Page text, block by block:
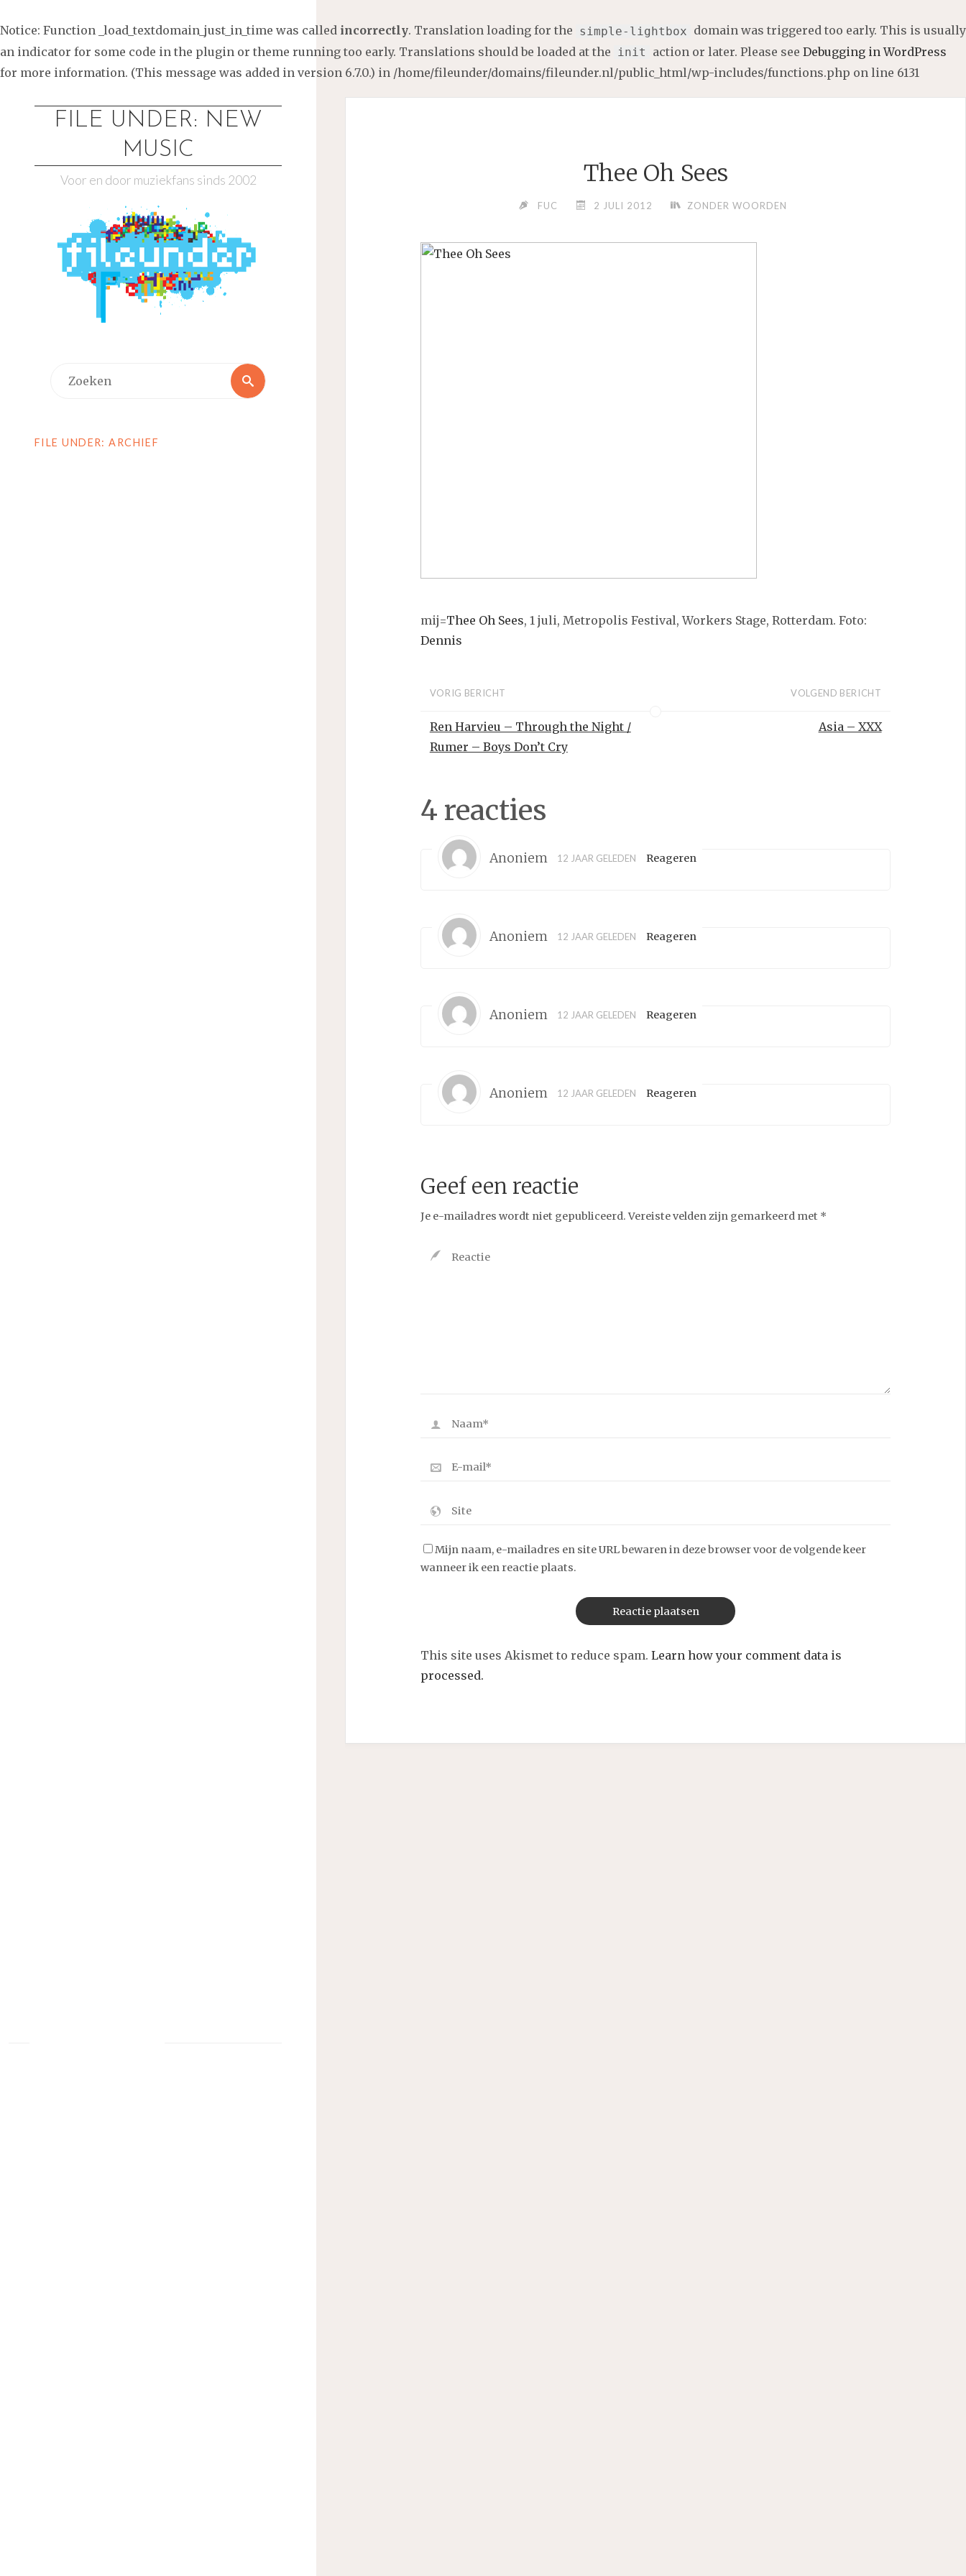
Notice: Function _load_textdomain_just_in_time was called incorrectly. Translation loading for the simple-lightbox domain was triggered too early. This is usually
an indicator for some code in the plugin or theme running too early. Translations should be loaded at the init action or later. Please see Debugging in WordPress
for more information. (This message was added in version 6.7.0.) in /home/fileunder/domains/fileunder.nl/public_html/wp-includes/functions.php on line 6131
FILE UNDER: NEW
MUSIC
Voor en door muziekfans sinds 2002
Zoeken
FILE UNDER: ARCHIEF
Thee Oh Sees
FUC 2 JULI 2012 ZONDER WOORDEN
mij=Thee Oh Sees, 1 juli, Metropolis Festival, Workers Stage, Rotterdam. Foto:
Dennis
VORIG BERICHT
Ren Harvieu – Through the Night /
Rumer – Boys Don’t Cry
VOLGEND BERICHT
Asia – XXX
4 reacties
Anoniem 12 JAAR GELEDEN Reageren
Anoniem 12 JAAR GELEDEN Reageren
Anoniem 12 JAAR GELEDEN Reageren
Anoniem 12 JAAR GELEDEN Reageren
Geef een reactie
Je e-mailadres wordt niet gepubliceerd. Vereiste velden zijn gemarkeerd met *
Mijn naam, e-mailadres en site URL bewaren in deze browser voor de volgende keer
wanneer ik een reactie plaats.
This site uses Akismet to reduce spam. Learn how your comment data is
processed.